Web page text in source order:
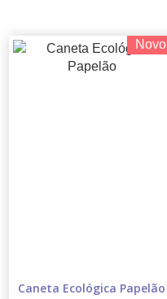
Novo
Caneta Ecológica Papelão